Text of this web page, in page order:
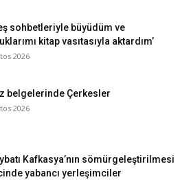
sohbetleriyle büyüdüm ve
kitap vasıtasıyla aktardım’
2026
belgelerinde Çerkesler
2026
Kafkasya’nın sömürgeleştirilmesi
yabancı yerleşimciler